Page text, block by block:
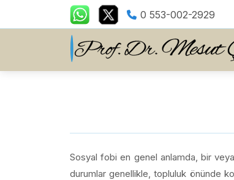
0 553-002-2929
Sosyal fobi en genel anlamda, bir
durumlar genellikle, topluluk önünde